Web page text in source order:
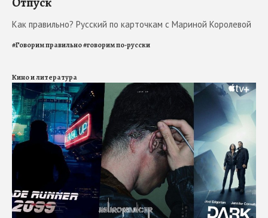
Как правильно? Русский по карточкам с Мариной Королевой
#Говорим правильно#говорим по-русски
Кино и литература